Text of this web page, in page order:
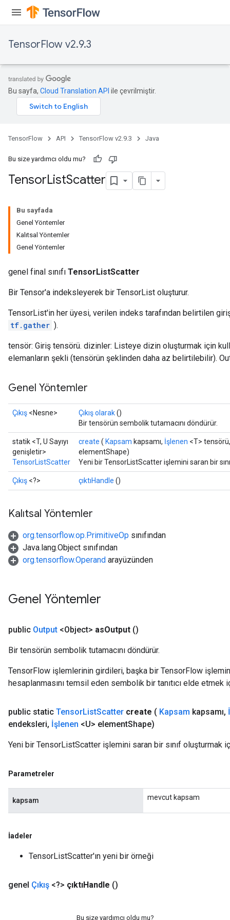
TensorFlow v2.9.3
Bu sayfa, Cloud Translation API ile çevrilmiştir.
TensorFlow API TensorFlow v2.9.3 Java
Bu size yardımcı oldu mu?
TensorListScatter
Bu sayfada
Genel Yöntemler
Kalıtsal Yöntemler
Genel Yöntemler
genel final sınıfı TensorListScatter
Bir Tensor'a indeksleyerek bir TensorList oluşturur.
TensorList'in her üyesi, verilen indeks tarafından belirtilen
tf.gather ).
tensör: Giriş tensörü. dizinler: Listeye dizin oluşturmak için
elemanların şekli (tensörün şeklinden daha az belirtilebilir).
Genel Yöntemler
Çıkış <Nesne> Çıkış olarak()
Bir tensörün sembolik tutamacını döndürür.
statik <T, U Sayıyı
genişletir>
TensorListScatter
create ( Kapsam kapsamı, İşlenen <T>
elementShape)
Yeni bir TensorListScatter işlemini saran bir
Çıkış <?> çıktıHandle ()
Kalıtsal Yöntemler
org.tensorflow.op.PrimitiveOp sınıfından
Java.lang.Object sınıfından
org.tensorflow.Operand arayüzünden
Genel Yöntemler
public Output <Object> asOutput ()
Bir tensörün sembolik tutamacını döndürür.
TensorFlow işlemlerinin girdileri, başka bir TensorFlow
hesaplanmasını temsil eden sembolik bir tanıtıcı elde etmek
public static TensorListScatter create ( Kapsam kapsamı,
endeksleri, İşlenen <U> elementShape)
Yeni bir TensorListScatter işlemini saran bir sınıf oluşturmak
Parametreler
kapsam mevcut kapsam
İadeler
TensorListScatter'ın yeni bir örneği
genel Çıkış <?> çıktıHandle ()
Bu size yardımcı oldu mu?